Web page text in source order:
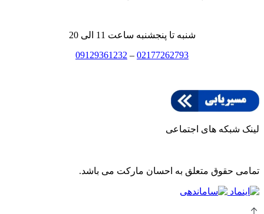
شنبه تا پنجشنبه ساعت 11 الی 20
02177262793
–
09129361232
لینک شبکه های اجتماعی
تمامی حقوق متعلق به احسان مارکت می باشد.